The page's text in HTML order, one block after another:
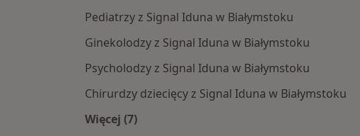
Pediatrzy z Signal Iduna w Białymstoku
Ginekolodzy z Signal Iduna w Białymstoku
Psycholodzy z Signal Iduna w Białymstoku
Chirurdzy dziecięcy z Signal Iduna w Białymstoku
Więcej (7)